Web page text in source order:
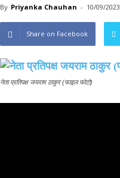
By Priyanka Chauhan - 10/09/2023
Share on Facebook
नेता प्रतिपक्ष जयराम ठाकुर (फाइल फोटो)